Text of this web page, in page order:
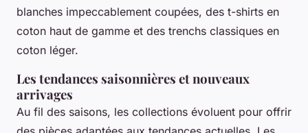
blanches impeccablement coupées, des t-shirts en
coton haut de gamme et des trenchs classiques en
coton léger.
Les tendances saisonnières et nouveaux
arrivages
Au fil des saisons, les collections évoluent pour offrir